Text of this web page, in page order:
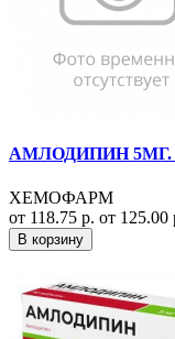
АМЛОДИПИН
ХЕМОФАРМ
от 118.75 р. от 125.00
В корзину